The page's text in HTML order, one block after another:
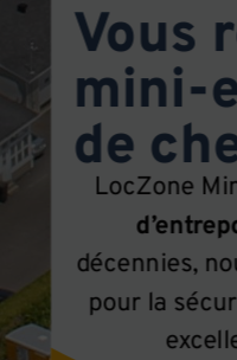
Vous
mini-
de
LocZone
décennies,
pour la